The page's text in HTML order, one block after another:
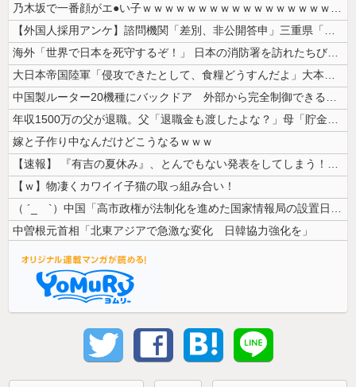
乃木坂で一番顔がエ●い子ｗｗｗｗｗｗｗｗｗｗｗｗｗｗｗｗｗｗｗ
【外国人採用アンケ】諮問機関「差別、非公開答申」三重県「差別に当たらず...
海外「世界で日本を死守するぞ！」 日本の消防署を訪れたちびっ子集団が世...
大日本帝国陸軍「侵攻できたとして、食糧どうすんだよ」大本営「現地調達」...
中国製ルーター20機種にバックドア 外部から完全制御できる機能が仕込ま...
年収1500万の父が退職。父「退職金も渡したよな？」母「貯金なんてない...
嫁と子作り中なんだけどこうなるｗｗｗ
【速報】 『有吉の夏休み』、とんでもない発表をしてしまう！！！！！
【ｗ】物凄くカワイイ子猫の取っ組み合い！
（ ´_ゝ`）中国「高市政権が法制化を進めた国家情報局の設置日が7月3...
中曽根元首相「北東アジアで急激な変化 日韓協力強化を」